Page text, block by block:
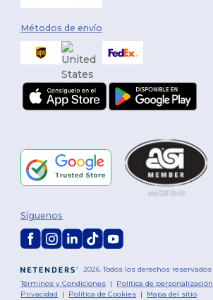
Métodos de envío
2026. Todos los derechos reservados
Términos y Condiciones | Política de personalización
Privacidad | Política de Cookies | Mapa del sitio
Síguenos